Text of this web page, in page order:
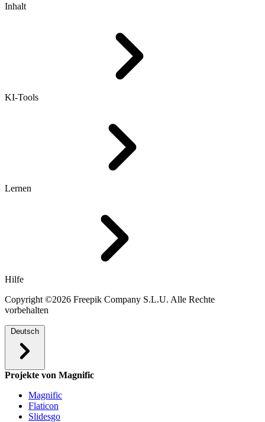
Inhalt
KI-Tools
Lernen
Hilfe
Copyright ©2026 Freepik Company S.L.U. Alle Rechte
vorbehalten
Deutsch
Projekte von Magnific
Magnific
Flaticon
Slidesgo